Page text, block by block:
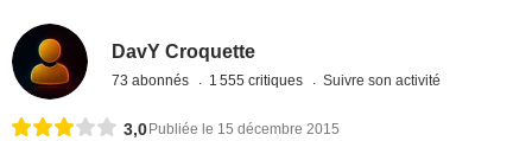
DavY Croquette
73 abonnés 1 555 critiques Suivre son activité
3,0 Publiée le 15 décembre 2015